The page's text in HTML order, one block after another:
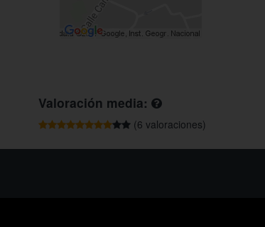
Valoración media:
(6 valoraciones)